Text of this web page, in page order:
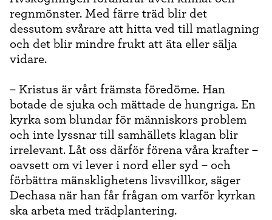
regnmönster. Med färre träd blir det
dessutom svårare att hitta ved till matlagning
och det blir mindre frukt att äta eller sälja
vidare.
– Kristus är vårt främsta föredöme. Han
botade de sjuka och mättade de hungriga. En
kyrka som blundar för människors problem
och inte lyssnar till samhällets klagan blir
irrelevant. Låt oss därför förena våra krafter –
oavsett om vi lever i nord eller syd – och
förbättra mänsklighetens livsvillkor, säger
Dechasa när han får frågan om varför kyrkan
ska arbeta med trädplantering.